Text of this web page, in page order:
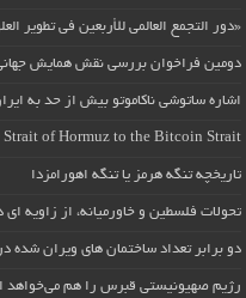
«دور التجمع العالمي للأربعين في تطوير
دومین فراخوان بررسی نقش همایش
اشاره ساتوشی ناکاموتو بیش از حد به
Strait of Hormuz to the Bitcoin Strait
تاریخچه تنگه هرمز یا تنگه اهورامزدا
تحولات فلسطین و خاورمیانه، از
دو برابر تعداد ساختمان های ویران شده
رژیم صهیونیستی قبرس را هم می‌خواهد